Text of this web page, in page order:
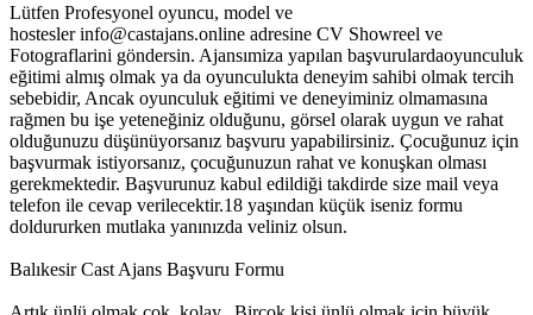
Lütfen Profesyonel oyuncu, model ve
hostesler info@castajans.online adresine CV Showreel ve
Fotograflarini göndersin. Ajansımiza yapılan başvurulardaoyunculuk
eğitimi almış olmak ya da oyunculukta deneyim sahibi olmak tercih
sebebidir, Ancak oyunculuk eğitimi ve deneyiminiz olmamasına
rağmen bu işe yeteneğiniz olduğunu, görsel olarak uygun ve rahat
olduğunuzu düşünüyorsanız başvuru yapabilirsiniz. Çocuğunuz için
başvurmak istiyorsanız, çocuğunuzun rahat ve konuşkan olması
gerekmektedir. Başvurunuz kabul edildiği takdirde size mail veya
telefon ile cevap verilecektir.18 yaşından küçük iseniz formu
doldururken mutlaka yanınızda veliniz olsun.
Balıkesir Cast Ajans Başvuru Formu